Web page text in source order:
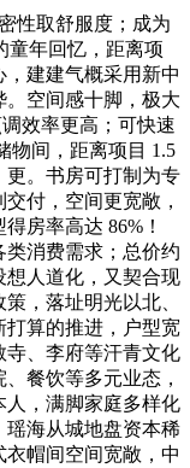
性取舒服度；成为
童年回忆，距离项
，建建气概采用新中
空间感十脚，极大
效率更高；可快速
物间，距离项目 1.5
更。书房可打制为专
付，空间更宽敞，
房率高达 86%！
类消费需求；总价约
想人道化，又契合现
，落址明光以北、
打算的推进，户型宽
寺、李府等汗青文化
餐饮等多元业态，
人，满脚家庭多样化
瑶海从城地盘资本稀
帽间空间宽敞，中